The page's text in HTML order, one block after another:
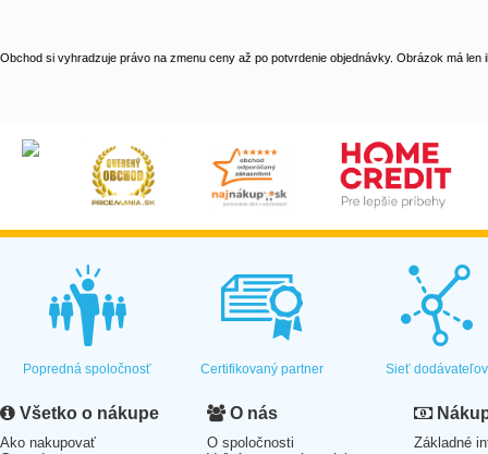
Obchod si vyhradzuje právo na zmenu ceny až po potvrdenie objednávky. Obrázok má len
Popredná spoločnosť Certifikovaný partner Sieť dodávateľov
Všetko o nákupe
Ako nakupovať
O nás
O spoločnosti
Základné